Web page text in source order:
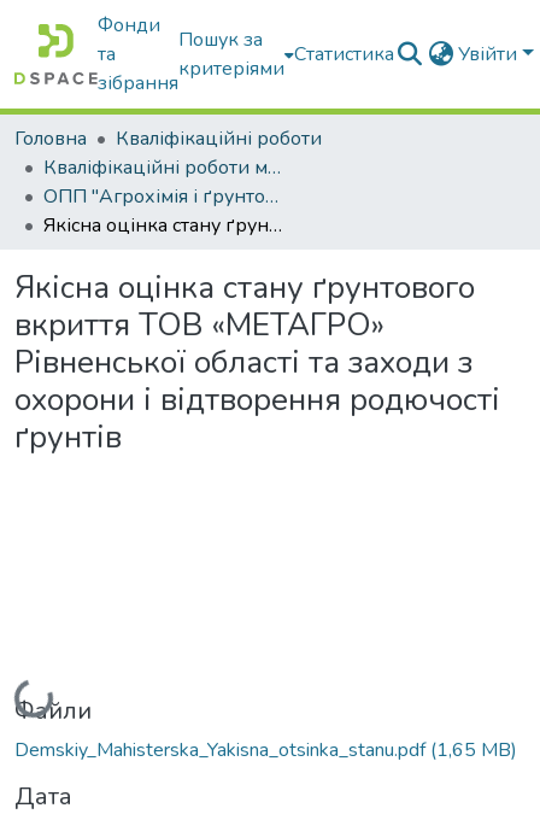
Фонди
та
зібрання
Пошук за
критеріями
Статистика Увійти
Головна
Кваліфікаційні роботи
Кваліфікаційні роботи магістрів
ОПП "Агрохімія і ґрунтознавство"
Якісна оцінка стану ґрунтового вкриття ТОВ «МЕТАГРО» Рівненської області та заходи з охорони і відтворення родючості ґрунтів
Якісна оцінка стану ґрунтового
вкриття ТОВ «МЕТАГРО»
Рівненської області та заходи з
охорони і відтворення родючості
ґрунтів
Вантажиться...
Файли
Demskiy_Mahisterska_Yakisna_otsinka_stanu.pdf(1,65 MB)
Дата